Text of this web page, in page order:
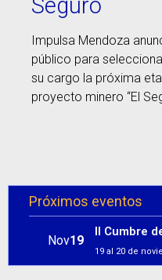
Impulsa Mendoza
público para
su cargo la próxima
proyecto minero “El
Próximos eventos
Nov19
19 al 20 de